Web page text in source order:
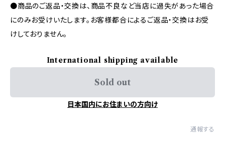
●商品のご返品・交換は、商品不良など当店に過失があった場合
にのみお受けいたします。お客様都合によるご返品・交換はお受
けしておりません。
International shipping available
Sold out
日本国内にお住まいの方向け
通報する